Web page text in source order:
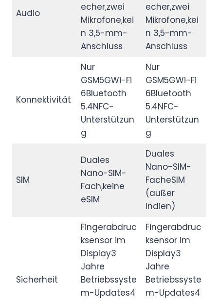
Audio
echer,zwei
Mikrofone,kei
n 3,5-mm-
Anschluss
echer,zwei
Mikrofone,kei
n 3,5-mm-
Anschluss
Konnektivität
Nur
GSM5GWi-Fi
6Bluetooth
5.4NFC-
Unterstützun
g
Nur
GSM5GWi-Fi
6Bluetooth
5.4NFC-
Unterstützun
g
SIM
Duales
Nano-SIM-
Fach,keine
eSIM
Duales
Nano-SIM-
FacheSIM
(außer
Indien)
Sicherheit
Fingerabdruc
ksensor im
Display3
Jahre
Betriebssyste
m-Updates4
Fingerabdruc
ksensor im
Display3
Jahre
Betriebssyste
m-Updates4